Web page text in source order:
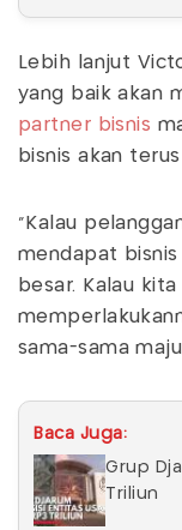
Lebih lanjut
yang baik akan
partner bisnis
bisnis akan
"Kalau
mendapat bisnis
besar. Kalau
sama-sama
Baca Juga:
Grup
Triliun